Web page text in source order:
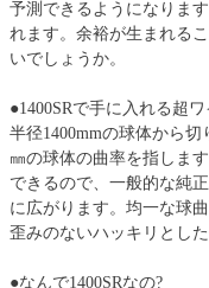
予測できるようになりま
れます。余裕が生まれる
いでしょうか。
●1400SRで手に入れる超
半径1400mmの球体から切
㎜の球体の曲率を指しま
できるので、一般的な純
に広がります。均一な球
歪みのないハッキリとし
●なんで1400SRなの?